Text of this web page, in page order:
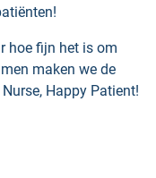
hoe fijn het is om
maken we de
Happy Patient!